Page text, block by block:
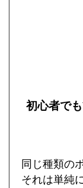
初心者で
同じ種類の
それは単純